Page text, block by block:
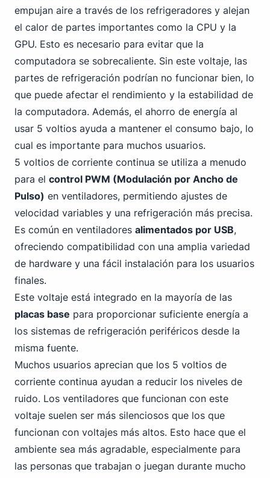
empujan aire a través de los refrigeradores y alejan
el calor de partes importantes como la CPU y la
GPU. Esto es necesario para evitar que la
computadora se sobrecaliente. Sin este voltaje, las
partes de refrigeración podrían no funcionar bien, lo
que puede afectar el rendimiento y la estabilidad de
la computadora. Además, el ahorro de energía al
usar 5 voltios ayuda a mantener el consumo bajo, lo
cual es importante para muchos usuarios.
5 voltios de corriente continua se utiliza a menudo
para el control PWM (Modulación por Ancho de
Pulso) en ventiladores, permitiendo ajustes de
velocidad variables y una refrigeración más precisa.
Es común en ventiladores alimentados por USB,
ofreciendo compatibilidad con una amplia variedad
de hardware y una fácil instalación para los usuarios
finales.
Este voltaje está integrado en la mayoría de las
placas base para proporcionar suficiente energía a
los sistemas de refrigeración periféricos desde la
misma fuente.
Muchos usuarios aprecian que los 5 voltios de
corriente continua ayudan a reducir los niveles de
ruido. Los ventiladores que funcionan con este
voltaje suelen ser más silenciosos que los que
funcionan con voltajes más altos. Esto hace que el
ambiente sea más agradable, especialmente para
las personas que trabajan o juegan durante mucho